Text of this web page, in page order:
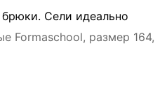
Сели идеально
Formaschool, размер 164,